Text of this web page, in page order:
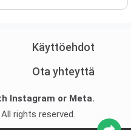
Käyttöehdot
Ota yhteyttä
Instagram or Meta.
rights reserved.